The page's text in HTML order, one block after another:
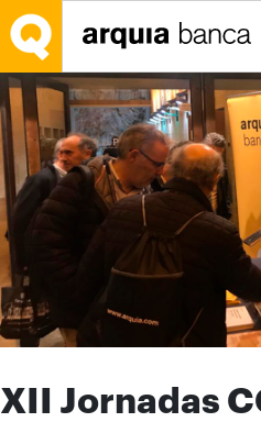
Saltar al contenido principal
XII Jornadas